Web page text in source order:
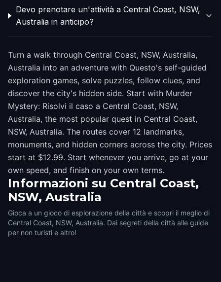
Devo prenotare un'attività a Central Coast, NSW,
Australia in anticipo?
Turn a walk through Central Coast, NSW, Australia,
Australia into an adventure with Questo's self-guided
exploration games, solve puzzles, follow clues, and
discover the city's hidden side. Start with Murder
Mystery: Risolvi il caso a Central Coast, NSW,
Australia, the most popular quest in Central Coast,
NSW, Australia. The routes cover 12 landmarks,
monuments, and hidden corners across the city. Prices
start at $12.99. Start whenever you arrive, go at your
own speed, and finish on your own terms.
Informazioni su Central Coast,
NSW, Australia
Gioca a un gioco di esplorazione della città e scopri il meglio di
Central Coast, NSW, Australia. Dai segreti della città alle guide
per non turisti e altro!